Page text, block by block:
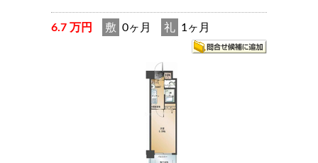
6.7 万円 敷 0ヶ月 礼 1ヶ月